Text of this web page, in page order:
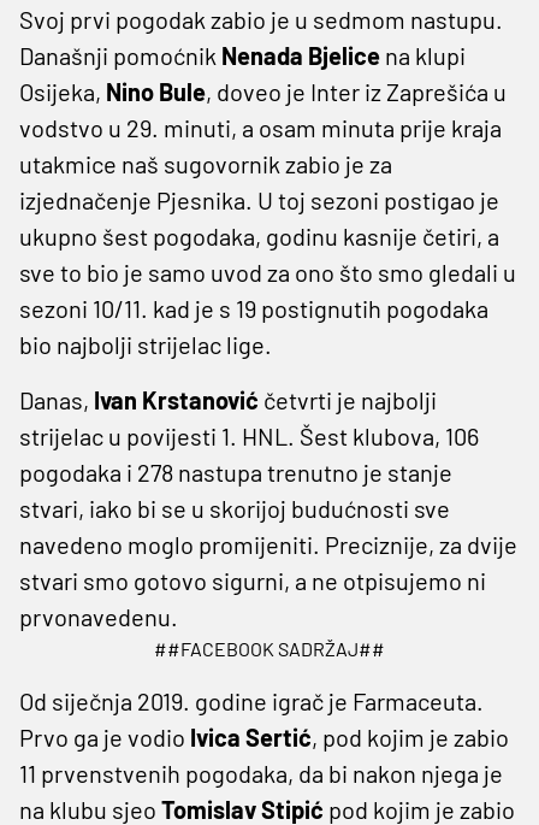
Svoj prvi pogodak zabio je u sedmom nastupu.
Današnji pomoćnik Nenada Bjelice na klupi
Osijeka, Nino Bule, doveo je Inter iz Zaprešića u
vodstvo u 29. minuti, a osam minuta prije kraja
utakmice naš sugovornik zabio je za
izjednačenje Pjesnika. U toj sezoni postigao je
ukupno šest pogodaka, godinu kasnije četiri, a
sve to bio je samo uvod za ono što smo gledali u
sezoni 10/11. kad je s 19 postignutih pogodaka
bio najbolji strijelac lige.
Danas, Ivan Krstanović četvrti je najbolji
strijelac u povijesti 1. HNL. Šest klubova, 106
pogodaka i 278 nastupa trenutno je stanje
stvari, iako bi se u skorijoj budućnosti sve
navedeno moglo promijeniti. Preciznije, za dvije
stvari smo gotovo sigurni, a ne otpisujemo ni
prvonavedenu.
##FACEBOOK SADRŽAJ##
Od siječnja 2019. godine igrač je Farmaceuta.
Prvo ga je vodio Ivica Sertić, pod kojim je zabio
11 prvenstvenih pogodaka, da bi nakon njega je
na klubu sjeo Tomislav Stipić pod kojim je zabio